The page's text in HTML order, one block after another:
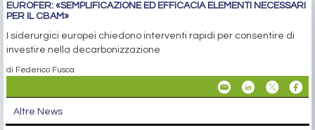
EUROFER: «SEMPLIFICAZIONE ED EFFICACIA ELEMENTI NECESSARI
PER IL CBAM»
I siderurgici europei chiedono interventi rapidi per consentire di
investire nella decarbonizzazione
di Federico Fusca
Altre News